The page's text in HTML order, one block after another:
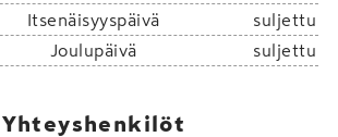
Itsenäisyyspäivä
suljettu
Joulupäivä suljettu
Yhteyshenkilöt